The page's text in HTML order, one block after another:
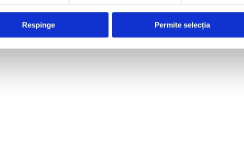
Respinge Permite selecția